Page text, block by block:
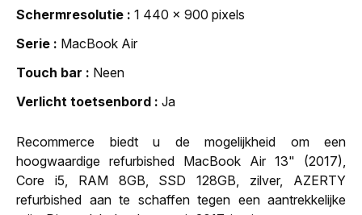
Schermresolutie
1 440 x 900 pixels
Serie
MacBook Air
Touch bar
Neen
Verlicht toetsenbord
Ja
Recommerce biedt u de mogelijkheid om een
hoogwaardige refurbished MacBook Air 13" (2017),
Core i5, RAM 8GB, SSD 128GB, zilver, AZERTY
refurbished aan te schaffen tegen een aantrekkelijke